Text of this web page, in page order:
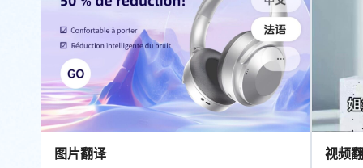
图片翻译 视频